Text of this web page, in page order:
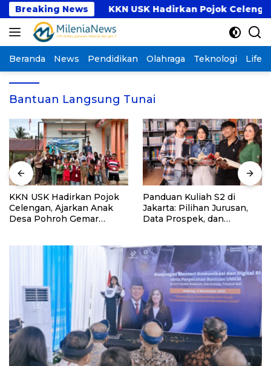
Langsung
ke
konten
Breaking News
PKM KKN USK Hadirkan Pojok Celengan,
Beranda News Pendidikan Olahraga Teknologi
Bantuan Langsung Tunai
KKN USK Hadirkan Pojok
Celengan, Ajarkan Anak
Desa Pohroh Gemar
Panduan Kuliah S2 di
Jakarta: Pilihan Jurusan,
Data Prospek, dan